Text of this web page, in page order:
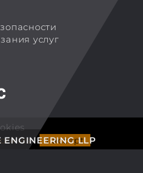
ENGINEERING LLP
услуг
I accept